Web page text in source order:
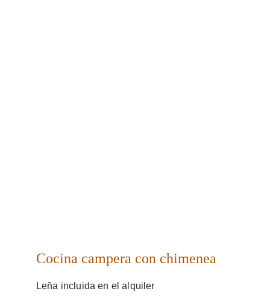
Cocina campera con chimenea
Leña incluida en el alquiler